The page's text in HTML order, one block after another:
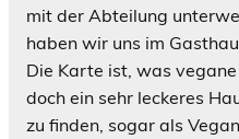
mit der Abteilung
haben wir uns im
Die Karte ist, was
doch ein sehr leckeres
zu finden, sogar als